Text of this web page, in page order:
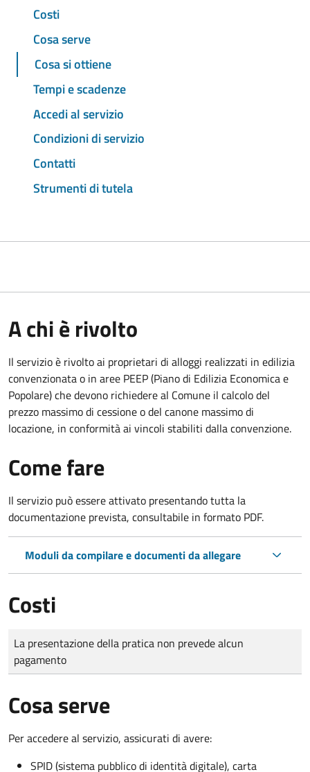
Costi
Cosa serve
Cosa si ottiene
Tempi e scadenze
Accedi al servizio
Condizioni di servizio
Contatti
Strumenti di tutela
A chi è rivolto
Il servizio è rivolto ai proprietari di alloggi realizzati in edilizia
convenzionata o in aree PEEP (Piano di Edilizia Economica e
Popolare) che devono richiedere al Comune il calcolo del
prezzo massimo di cessione o del canone massimo di
locazione, in conformità ai vincoli stabiliti dalla convenzione.
Come fare
Il servizio può essere attivato presentando tutta la
documentazione prevista, consultabile in formato PDF.
Moduli da compilare e documenti da allegare
Costi
Tipo di pagamento
Importo
La presentazione della pratica non prevede alcun
pagamento
Cosa serve
Per accedere al servizio, assicurati di avere:
SPID (sistema pubblico di identità digitale), carta